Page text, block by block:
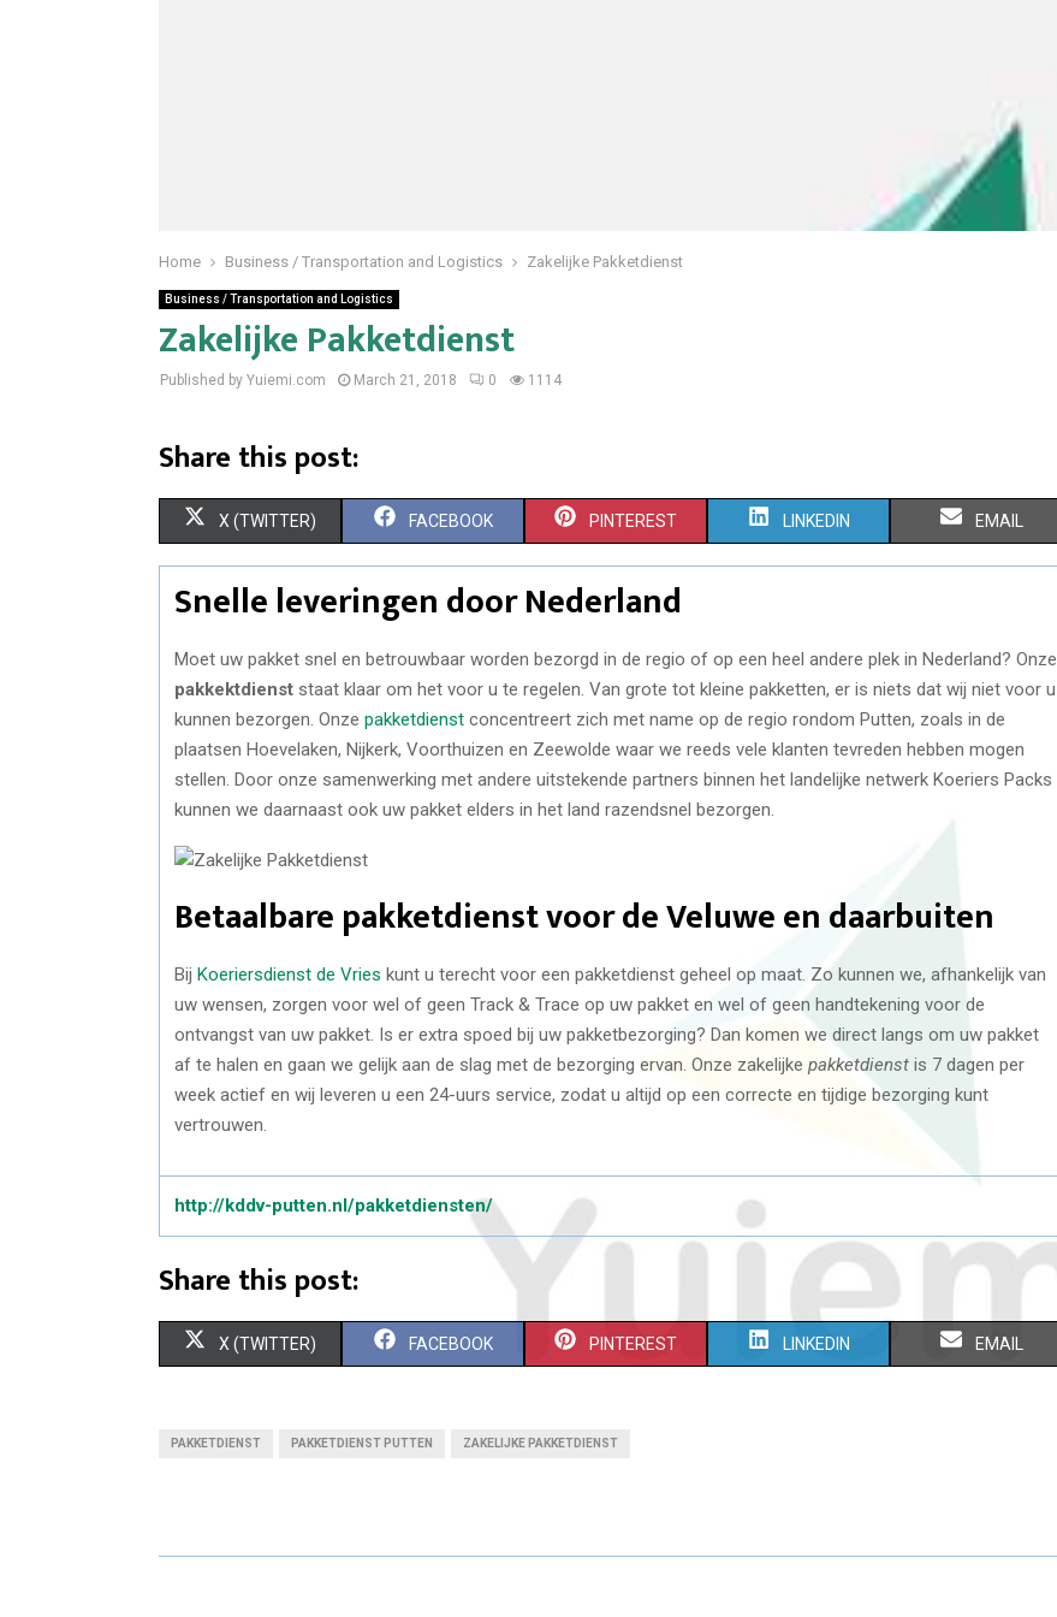
Home Business / Transportation and Logistics Zakelijke Pakketdienst
Business / Transportation and Logistics
Zakelijke Pakketdienst
Published by Yuiemi.com March 21, 2018 0 1114
Share this post:
S
H
A
E
N
X (TWITTER) S
H
A
E
N
FACEBOOK S
H
A
R
E
N
PINTEREST S
H
E
N
LINKEDIN S
H
E
N
EMAIL
Snelle leveringen door Nederland
Moet uw pakket snel en betrouwbaar worden bezorgd in de regio of op een heel andere plek in Nederland? Onze
pakkektdienst staat klaar om het voor u te regelen. Van grote tot kleine pakketten, er is niets dat wij niet voor u
kunnen bezorgen. Onze pakketdienst concentreert zich met name op de regio rondom Putten, zoals in de
plaatsen Hoevelaken, Nijkerk, Voorthuizen en Zeewolde waar we reeds vele klanten tevreden hebben mogen
stellen. Door onze samenwerking met andere uitstekende partners binnen het landelijke netwerk Koeriers Packs
kunnen we daarnaast ook uw pakket elders in het land razendsnel bezorgen.
Betaalbare pakketdienst voor de Veluwe en daarbuiten
Bij Koeriersdienst de Vries kunt u terecht voor een pakketdienst geheel op maat. Zo kunnen we, afhankelijk van
uw wensen, zorgen voor wel of geen Track & Trace op uw pakket en wel of geen handtekening voor de
ontvangst van uw pakket. Is er extra spoed bij uw pakketbezorging? Dan komen we direct langs om uw pakket
af te halen en gaan we gelijk aan de slag met de bezorging ervan. Onze zakelijke pakketdienst is 7 dagen per
week actief en wij leveren u een 24-uurs service, zodat u altijd op een correcte en tijdige bezorging kunt
vertrouwen.
http://kddv-putten.nl/pakketdiensten/
Share this post:
S
O
X (TWITTER) S
O
FACEBOOK S
O
PINTEREST S
O
LINKEDIN S
O
EMAIL
PAKKETDIENST PAKKETDIENST PUTTEN ZAKELIJKE PAKKETDIENST